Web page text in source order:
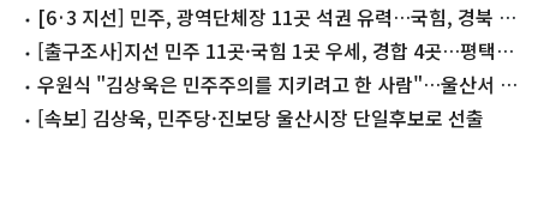
빙 '접전'(종합)
[6·3 지선] 민주, 광역단체장 11곳 석권 유력…국힘, 경북 수
성(종합)
[출구조사]지선 민주 11곳·국힘 1곳 우세, 경합 4곳…평택을
·부산북갑 접전
우원식 "김상욱은 민주주의를 지키려고 한 사람"…울산서 지
원유세
[속보] 김상욱, 민주당·진보당 울산시장 단일후보로 선출